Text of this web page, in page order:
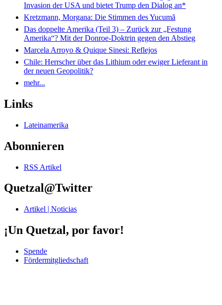
Invasion der USA und bietet Trump den Dialog an*
Kretzmann, Morgana: Die Stimmen des Yucumã
Das doppelte Amerika (Teil 3) – Zurück zur „Festung
Amerika“? Mit der Donroe-Doktrin gegen den Abstieg
Marcela Arroyo & Quique Sinesi: Reflejos
Chile: Herrscher über das Lithium oder ewiger Lieferant in
der neuen Geopolitik?
mehr...
Links
Lateinamerika
Abonnieren
RSS Artikel
Quetzal@Twitter
Artikel | Noticias
¡Un Quetzal, por favor!
Spende
Fördermitgliedschaft